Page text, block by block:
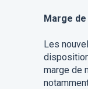
Marge
Les
marge de